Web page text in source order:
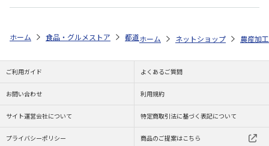
ホーム 食品・グルメストア 都道府県から探す 京都府 宇治田原
ホーム ネットショップ 農産加
ご利用ガイド よくあるご質問
お問い合わせ 利用規約
サイト運営会社について 特定商取引法に基づく表記について
プライバシーポリシー 商品のご提案はこちら